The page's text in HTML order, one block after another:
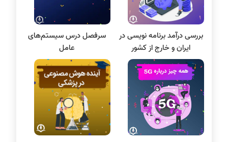
مقاله نویسی
بلاکچین
پایگاه داده
الکترونیک دیجیتال
سیستم عامل
نظریه زبانها
سیگنال و سیستمها
بررسی درآمد برنامه نویسی در
ایران و خارج از کشور
سرفصل درس سیستم‌های
عامل